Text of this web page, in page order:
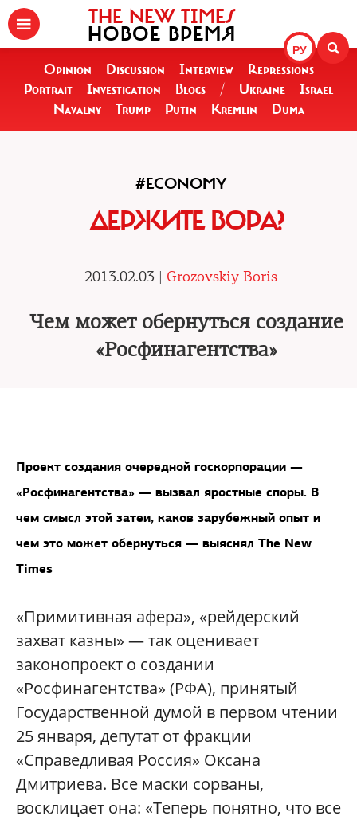
РУ
THE NEW TIMES
НОВОЕ ВРЕМЯ
Opinion Discussion Interview
Repressions
Portrait
Investigation Blogs / Ukraine
Israel
Navalny
Trump Putin Kremlin Duma
#ECONOMY
ДЕРЖИТЕ ВОРА?
2013.02.03 | Grozovskiy Boris
Чем может обернуться создание
«Росфинагентства»
Проект создания очередной госкорпорации —
«Росфинагентства» — вызвал яростные споры. В
чем смысл этой затеи, каков зарубежный опыт и
чем это может обернуться — выяснял The New
Times
«Примитивная афера», «рейдерский
захват казны» — так оценивает
законопроект о создании
«Росфинагентства» (РФА), принятый
Государственной думой в первом чтении
25 января, депутат от фракции
«Справедливая Россия» Оксана
Дмитриева. Все маски сорваны,
восклицает она: «Теперь понятно, что все